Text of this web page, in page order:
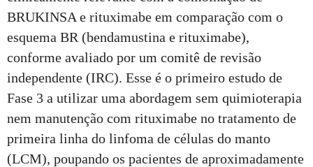
BRUKINSA e rituximabe em comparação com o
esquema BR (bendamustina e rituximabe),
conforme avaliado por um comitê de revisão
independente (IRC). Esse é o primeiro estudo de
Fase 3 a utilizar uma abordagem sem quimioterapia
nem manutenção com rituximabe no tratamento de
primeira linha do linfoma de células do manto
(LCM), poupando os pacientes de aproximadamente